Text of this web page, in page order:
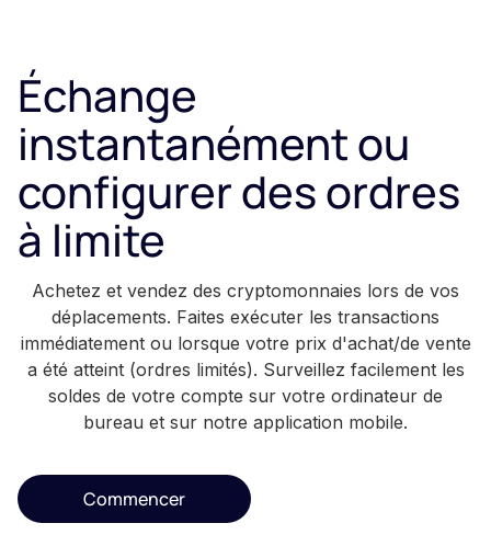
Échange
instantanément ou
configurer des ordres
à limite
Achetez et vendez des cryptomonnaies lors de vos
déplacements. Faites exécuter les transactions
immédiatement ou lorsque votre prix d'achat/de vente
a été atteint (ordres limités). Surveillez facilement les
soldes de votre compte sur votre ordinateur de
bureau et sur notre application mobile.
Commencer